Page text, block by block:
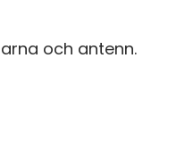
och antenn.